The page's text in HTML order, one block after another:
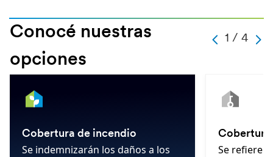
Conocé nuestras
opciones
a 1 / 4 a
a
Cobertura de incendio
Se indemnizarán los daños a los
Cobertura
Se refiere